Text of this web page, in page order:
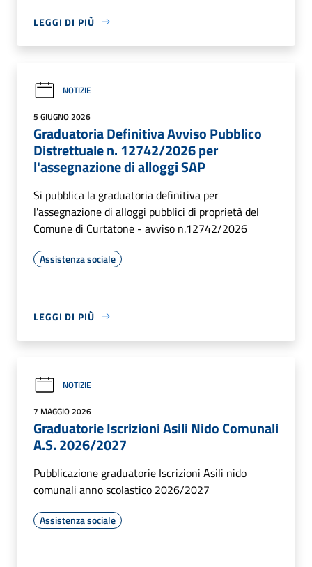
LEGGI DI PIÙ
NOTIZIE
5 GIUGNO 2026
Graduatoria Definitiva Avviso Pubblico
Distrettuale n. 12742/2026 per
l'assegnazione di alloggi SAP
Si pubblica la graduatoria definitiva per
l'assegnazione di alloggi pubblici di proprietà del
Comune di Curtatone - avviso n.12742/2026
Assistenza sociale
LEGGI DI PIÙ
NOTIZIE
7 MAGGIO 2026
Graduatorie Iscrizioni Asili Nido Comunali
A.S. 2026/2027
Pubblicazione graduatorie Iscrizioni Asili nido
comunali anno scolastico 2026/2027
Assistenza sociale